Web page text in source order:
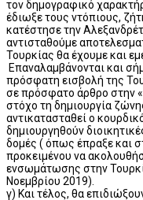
τον δημογραφικό
έδιωξε τους ντόπιους,
κατέστησε την
αντισταθούμε
Τουρκίας θα έχουμε και
Επαναλαμβάνονται και
πρόσφατη εισβολή της
σε πρόσφατο άρθρο στην
στόχο τη δημιουργία
αντικατασταθεί ο
δημιουργηθούν
δομές ( όπως έπραξε και
προκειμένου να
ενσωμάτωσης στην
Νοεμβρίου 2019).
γ) Και τέλος, θα